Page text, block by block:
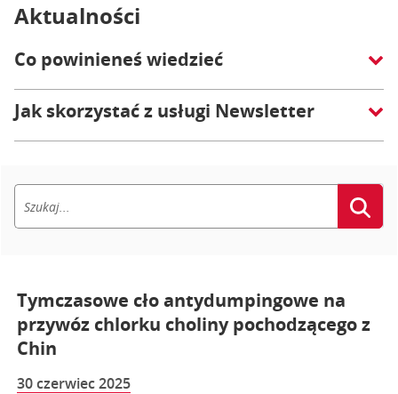
Aktualności
Co powinieneś wiedzieć
Jak skorzystać z usługi Newsletter
Tymczasowe cło antydumpingowe na
przywóz chlorku choliny pochodzącego z
Chin
30 czerwiec 2025